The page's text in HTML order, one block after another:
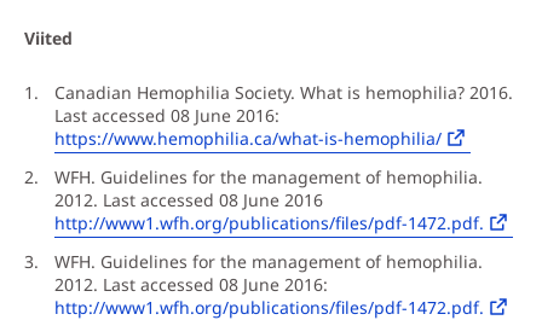
Viited
Canadian Hemophilia Society. What is hemophilia? 2016.
Last accessed 08 June 2016:
https://www.hemophilia.ca/what-is-hemophilia/
WFH. Guidelines for the management of hemophilia.
2012. Last accessed 08 June 2016
http://www1.wfh.org/publications/files/pdf-1472.pdf.
WFH. Guidelines for the management of hemophilia.
2012. Last accessed 08 June 2016:
http://www1.wfh.org/publications/files/pdf-1472.pdf.